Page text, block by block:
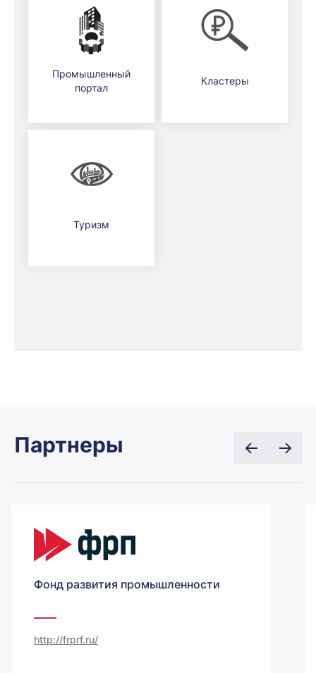
Промышленный
портал
Кластеры
Туризм
Партнеры
Фонд развития промышленности
http://frprf.ru/